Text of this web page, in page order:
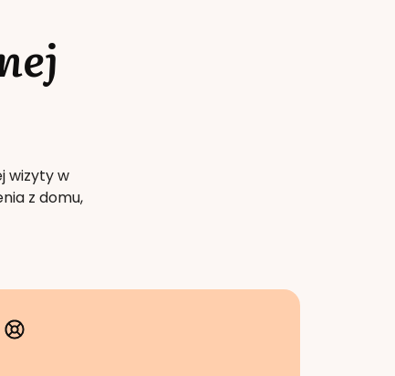
wizyty w
z domu,